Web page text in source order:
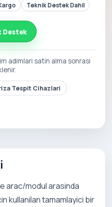
Teknik Destek Dahil
Destek
adimlari satin alma sonrasi
Tespit Cihazlari
arac/modul arasinda
kullanilan tamamlayici bir